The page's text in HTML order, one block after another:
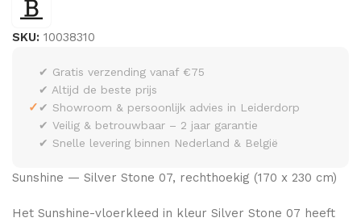
SKU: 10038310
✓
✔ Gratis verzending vanaf €75
✔ Altijd de beste prijs
✔ Showroom & persoonlijk advies in Leiderdorp
✔ Veilig & betrouwbaar – 2 jaar garantie
✔ Snelle levering binnen Nederland & België
Sunshine — Silver Stone 07, rechthoekig (170 x 230 cm)
Het Sunshine-vloerkleed in kleur Silver Stone 07 heeft